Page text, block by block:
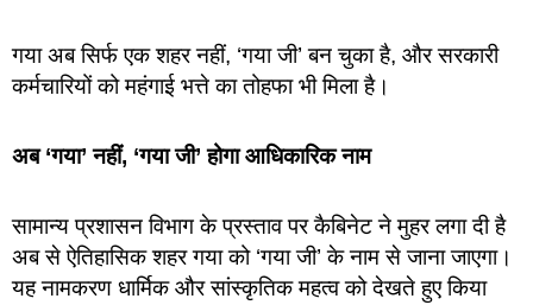
गया अब सिर्फ एक शहर नहीं, ‘गया जी’ बन चुका है, और सरकारी
कर्मचारियों को महंगाई भत्ते का तोहफा भी मिला है।
अब ‘गया’ नहीं, ‘गया जी’ होगा आधिकारिक नाम
सामान्य प्रशासन विभाग के प्रस्ताव पर कैबिनेट ने मुहर लगा दी है
अब से ऐतिहासिक शहर गया को ‘गया जी’ के नाम से जाना जाएगा।
यह नामकरण धार्मिक और सांस्कृतिक महत्व को देखते हुए किया